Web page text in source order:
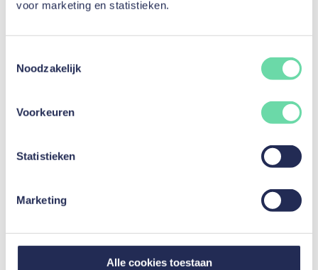
voor marketing en statistieken.
Noodzakelijk
Voorkeuren
Statistieken
Marketing
Alle cookies toestaan
mozzeno door onze community van investeerders zijn